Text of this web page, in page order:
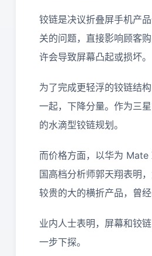
铰链是决议折叠屏手机产
关的问题，直接影响顾客
许会导致屏幕凸起或损坏。
为了完成更轻浮的铰链结
一起，下降分量。作为三
的水滴型铰链规划。
而价格方面，以华为
国高档分析师郭天翔表明
较贵的大的横折产品，曾
业内人士表明，屏幕和铰
一步下探。